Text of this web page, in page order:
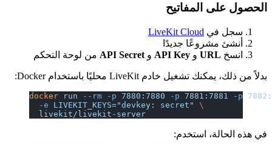
الحصول على المفاتيح
سجل في LiveKit Cloud
أنشئ مشروعًا جديدًا
انسخURLوAPI KeyوAPI Secretمن لوحة التحكم
بدلاً من ذلك، يمكنك تشغيل خادم LiveKit محليًا باستخدام Docker:
docker run --rm -p 7880:7880 -p 7881:7881 -p
  -e
LIVEKIT_KEYS="devkey: secret" \
  livekit/livekit-server
في هذه الحالة، استخدم: